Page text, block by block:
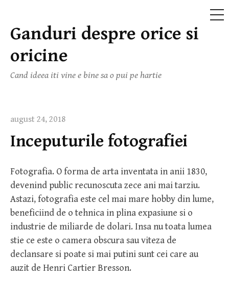
Skip
to
content
Ganduri despre orice si
oricine
Cand ideea iti vine e bine sa o pui pe hartie
august 24, 2018
Inceputurile fotografiei
Fotografia. O forma de arta inventata in anii 1830,
devenind public recunoscuta zece ani mai tarziu.
Astazi, fotografia este cel mai mare hobby din lume,
beneficiind de o tehnica in plina expasiune si o
industrie de miliarde de dolari. Insa nu toata lumea
stie ce este o camera obscura sau viteza de
declansare si poate si mai putini sunt cei care au
auzit de Henri Cartier Bresson.